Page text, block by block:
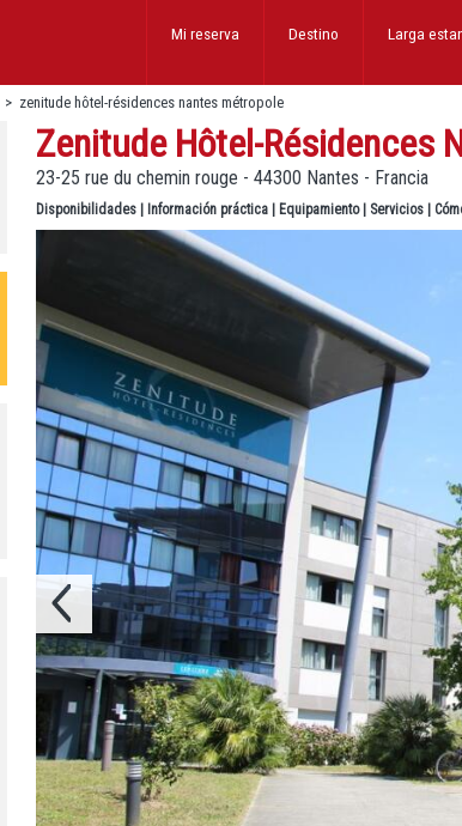
Larga
Destino
Mi reserva
> zenitude hôtel-résidences nantes métropole
Zenitude Hôtel-Résidences
23-25 rue du chemin rouge - 44300 Nantes - Francia
Disponibilidades Información práctica Equipamiento| Servicios